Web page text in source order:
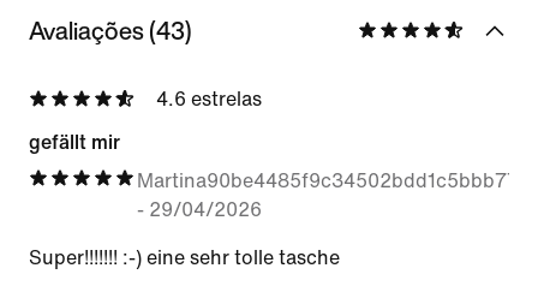
Avaliações (43)
4.6 estrelas
gefällt mir
- 29/04/2026
Super!!!!!!! :-) eine sehr tolle tasche